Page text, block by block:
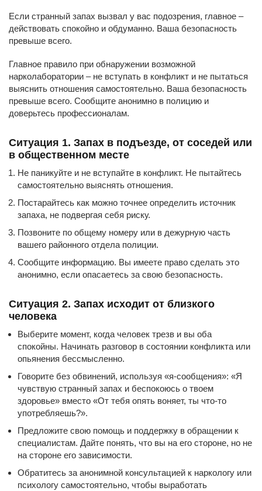
Если странный запах вызвал у вас подозрения, главное –
действовать спокойно и обдуманно. Ваша безопасность
превыше всего.
Главное правило при обнаружении возможной
нарколаборатории – не вступать в конфликт и не пытаться
выяснить отношения самостоятельно. Ваша безопасность
превыше всего. Сообщите анонимно в полицию и
доверьтесь профессионалам.
Ситуация 1. Запах в подъезде, от соседей или
в общественном месте
Не паникуйте и не вступайте в конфликт. Не пытайтесь
самостоятельно выяснять отношения.
Постарайтесь как можно точнее определить источник
запаха, не подвергая себя риску.
Позвоните по общему номеру или в дежурную часть
вашего районного отдела полиции.
Сообщите информацию. Вы имеете право сделать это
анонимно, если опасаетесь за свою безопасность.
Ситуация 2. Запах исходит от близкого
человека
Выберите момент, когда человек трезв и вы оба
спокойны. Начинать разговор в состоянии конфликта или
опьянения бессмысленно.
Говорите без обвинений, используя «я-сообщения»: «Я
чувствую странный запах и беспокоюсь о твоем
здоровье» вместо «От тебя опять воняет, ты что-то
употребляешь?».
Предложите свою помощь и поддержку в обращении к
специалистам. Дайте понять, что вы на его стороне, но не
на стороне его зависимости.
Обратитесь за анонимной консультацией к наркологу или
психологу самостоятельно, чтобы выработать